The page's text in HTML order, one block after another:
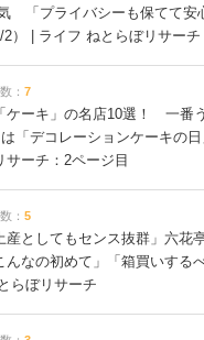
「プライバシーも保てて安
2） | ライフ ねとらぼリサーチ
： 7
ケーキ」の名店10選！ 一番
は「デコレーションケーキの
サーチ：2ページ目
： 5
産としてもセンス抜群」六花
なの初めて」「箱買いする
らぼリサーチ